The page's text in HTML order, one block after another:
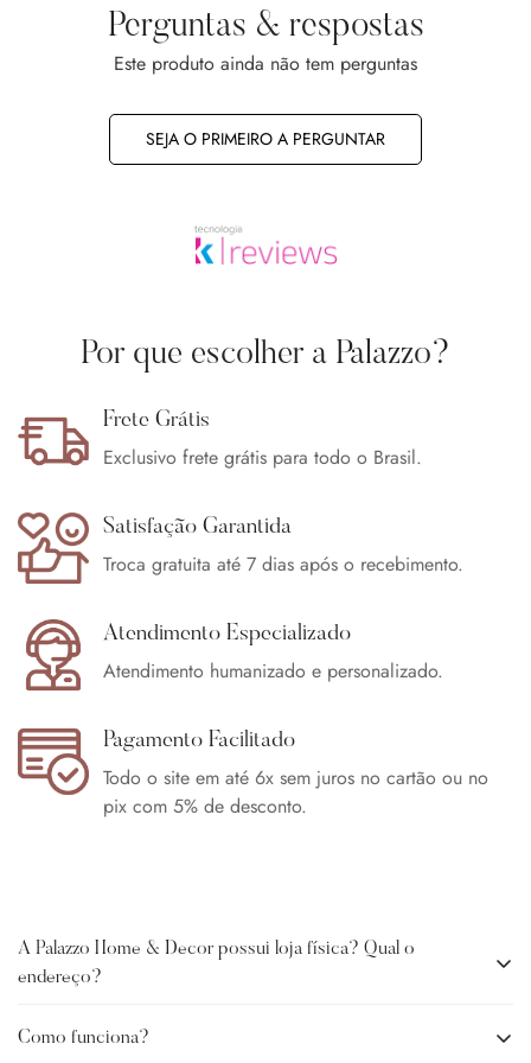
Perguntas & respostas
Este produto ainda não tem perguntas
SEJA O PRIMEIRO A PERGUNTAR
Por que escolher a Palazzo?
Frete Grátis
Exclusivo frete grátis para todo o Brasil.
Satisfação Garantida
Troca gratuita até 7 dias após o recebimento.
Atendimento Especializado
Atendimento humanizado e personalizado.
Pagamento Facilitado
Todo o site em até 6x sem juros no cartão ou no
pix com 5% de desconto.
A Palazzo Home & Decor possui loja física? Qual o
endereço?
A Palazzo Home Decor não possui loja física no momento. O
Como funciona?
Confirm your age
No, I'm not Yes, I am